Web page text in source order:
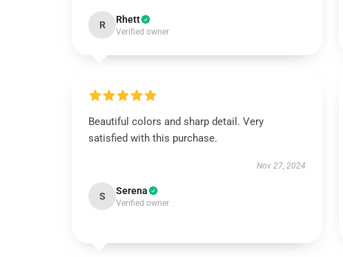
R Rhett
Verified owner
Beautiful colors and sharp detail. Very
satisfied with this purchase.
Nov 27, 2024
S Serena
Verified owner